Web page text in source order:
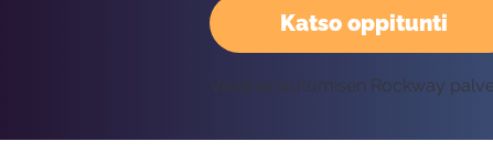
Katso oppitunti
Vaatii kirjautumisen Rockway